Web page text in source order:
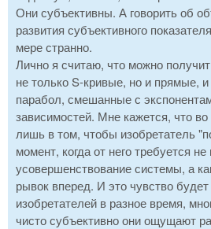
Они субъективны. А говорить об
развития субъективного
мере странно.
Лично я считаю, что можно
не только S-кривые, но и прямые,
парабол, смешанные с
зависимостей. Мне кажется, что
лишь в том, чтобы изобретатель
момент, когда от него требуется
усовершенствование системы, а
рывок вперед. И это чувство
изобретателей в разное время,
чисто субъективно они ощущают